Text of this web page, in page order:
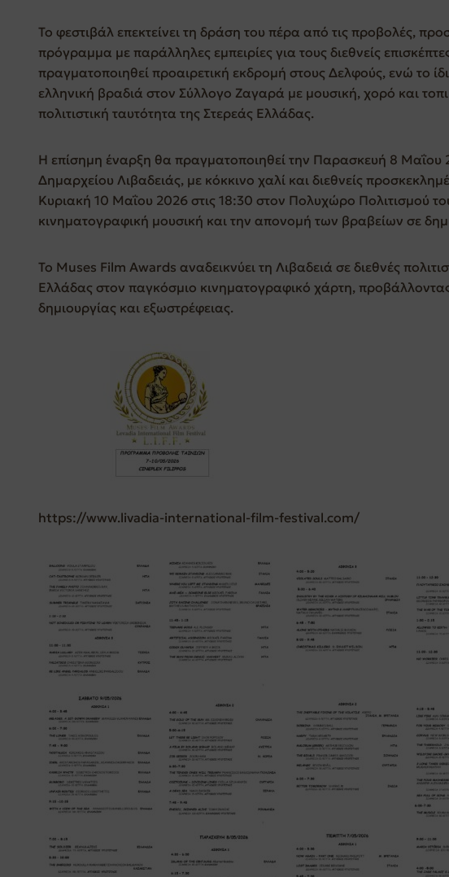
Το φεστιβάλ επεκτείνει τη δράση του πέρα από τις προβολές,
πρόγραμμα με παράλληλες εμπειρίες για τους διεθνείς
πραγματοποιηθεί προαιρετική εκδρομή στους Δελφούς, ενώ το
ελληνική βραδιά στον Σύλλογο Ζαγαρά με μουσική, χορό και
πολιτιστική ταυτότητα της Στερεάς Ελλάδας.
Η επίσημη έναρξη θα πραγματοποιηθεί την Παρασκευή 8 Μαΐου
Δημαρχείου Λιβαδειάς, με κόκκινο χαλί και διεθνείς
Κυριακή 10 Μαΐου 2026 στις 18:30 στον Πολυχώρο Πολιτισμού
κινηματογραφική μουσική και την απονομή των βραβείων σε
Το Muses Film Awards αναδεικνύει τη Λιβαδειά σε διεθνές
Ελλάδας στον παγκόσμιο κινηματογραφικό χάρτη,
δημιουργίας και εξωστρέφειας.
https://www.livadia-international-film-festival.com/